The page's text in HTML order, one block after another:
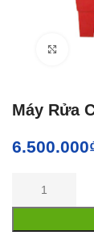
Máy Rửa
6.500.000